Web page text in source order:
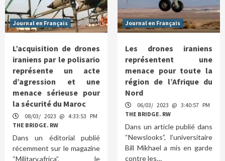
Journal en Français
L’acquisition de drones
iraniens par le polisario
représente un acte
d’agression et une
menace sérieuse pour
la sécurité du Maroc
08/03/ 2023 @ 4:33:53 PM
THE BRIDGE. RW
Dans un éditorial publié
récemment sur le magazine
“Military.africa”, le
Journal en Français
Les drones iraniens
représentent une
menace pour toute la
région de l’Afrique du
Nord
06/03/ 2023 @ 3:40:57 PM
THE BRIDGE. RW
Dans un article publié dans
“Newslooks”, l’universitaire
Bill Mikhael a mis en garde
contre les…